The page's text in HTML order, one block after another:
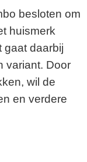
besloten om
huismerk
gaat daarbij
variant. Door
wil de
en verdere